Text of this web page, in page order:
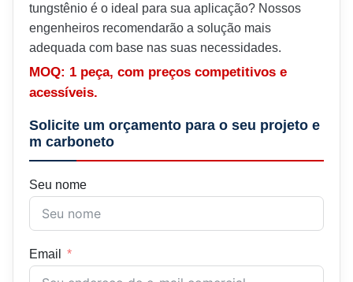
tungstênio é o ideal para sua aplicação? Nossos
engenheiros recomendarão a solução mais
adequada com base nas suas necessidades.
MOQ: 1 peça, com preços competitivos e
acessíveis.
Solicite um orçamento para o seu projeto e
m carboneto
Seu nome
Email